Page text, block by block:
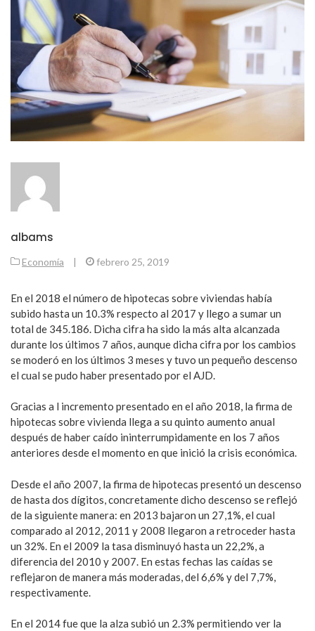
albams
Economía | febrero 25, 2019
En el 2018 el número de hipotecas sobre viviendas había
subido hasta un 10.3% respecto al 2017 y llego a sumar un
total de 345.186. Dicha cifra ha sido la más alta alcanzada
durante los últimos 7 años, aunque dicha cifra por los cambios
se moderó en los últimos 3 meses y tuvo un pequeño descenso
el cual se pudo haber presentado por el AJD.
Gracias a l incremento presentado en el año 2018, la firma de
hipotecas sobre vivienda llega a su quinto aumento anual
después de haber caído ininterrumpidamente en los 7 años
anteriores desde el momento en que inició la crisis económica.
Desde el año 2007, la firma de hipotecas presentó un descenso
de hasta dos dígitos, concretamente dicho descenso se reflejó
de la siguiente manera: en 2013 bajaron un 27,1%, el cual
comparado al 2012, 2011 y 2008 llegaron a retroceder hasta
un 32%. En el 2009 la tasa disminuyó hasta un 22,2%, a
diferencia del 2010 y 2007. En estas fechas las caídas se
reflejaron de manera más moderadas, del 6,6% y del 7,7%,
respectivamente.
En el 2014 fue que la alza subió un 2.3% permitiendo ver la